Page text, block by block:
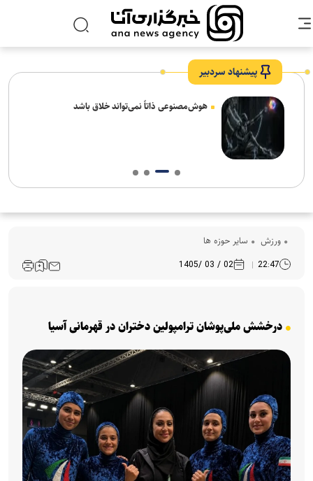
پیشنهاد سردبیر
هوش‌مصنوعی ذاتاً نمی‌تواند خلاق باشد
ورزش سایر حوزه ها
22:47
02 / 03 /1405
درخشش ملی‌پوشان ترامپولین دختران در قهرمانی آسیا